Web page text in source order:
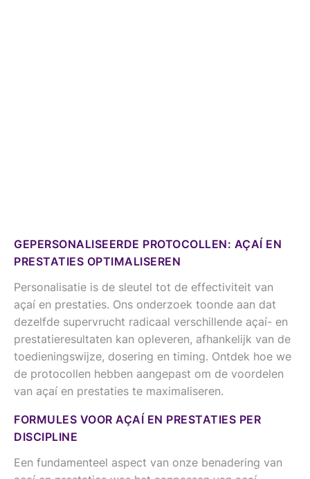
GEPERSONALISEERDE PROTOCOLLEN: AÇAÍ EN
PRESTATIES OPTIMALISEREN
Personalisatie is de sleutel tot de effectiviteit van
açaí en prestaties. Ons onderzoek toonde aan dat
dezelfde supervrucht radicaal verschillende açaí- en
prestatieresultaten kan opleveren, afhankelijk van de
toedieningswijze, dosering en timing. Ontdek hoe we
de protocollen hebben aangepast om de voordelen
van açaí en prestaties te maximaliseren.
FORMULES VOOR AÇAÍ EN PRESTATIES PER
DISCIPLINE
Een fundamenteel aspect van onze benadering van